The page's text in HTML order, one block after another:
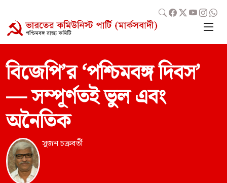
বিজেপি’র ‘পশ্চিমবঙ্গ দিবস’
— সম্পূর্ণতই ভুল এবং
অনৈতিক
সুজন চক্রবর্তী